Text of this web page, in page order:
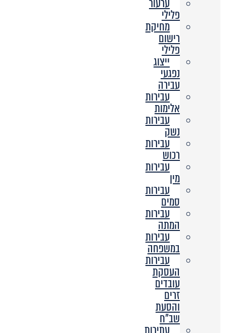
פלילי
מחיקת
רישום
פלילי
ייצוג
נפגעי
עבירה
עבירות
אלימות
עבירות
נשק
עבירות
רכוש
עבירות
מין
עבירות
סמים
עבירות
המתה
עבירות
במשפחה
עבירות
העסקת
עובדים
זרים
והסעת
שב”ח